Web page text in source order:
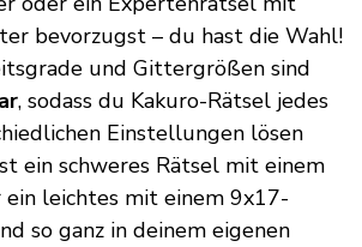
bevorzugst – du hast die Wahl!
und Gittergrößen sind
, sodass du Kakuro-Rätsel jedes
Einstellungen lösen
ein schweres Rätsel mit einem
leichtes mit einem 9x17-
so ganz in deinem eigenen